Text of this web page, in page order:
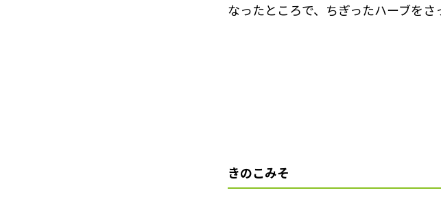
なったところで、ちぎったハーブをさ
きのこみそ